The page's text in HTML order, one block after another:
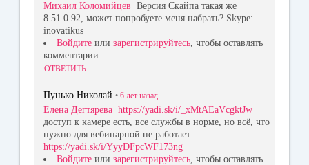
Михаил Коломийцев Версия Скайпа такая же
8.51.0.92, может попробуете меня набрать? Skype:
inovatikus
Войдите или зарегистрируйтесь, чтобы оставлять
комментарии
ОТВЕТИТЬ
Пунько Николай • 6 лет назад
Елена Дегтярева https://yadi.sk/i/_xMtAEaVcgktJw
доступ к камере есть, все службы в норме, но всё, что
нужно для вебинарной не работает
https://yadi.sk/i/YyyDFpcWF173ng
Войдите или зарегистрируйтесь , чтобы оставлять